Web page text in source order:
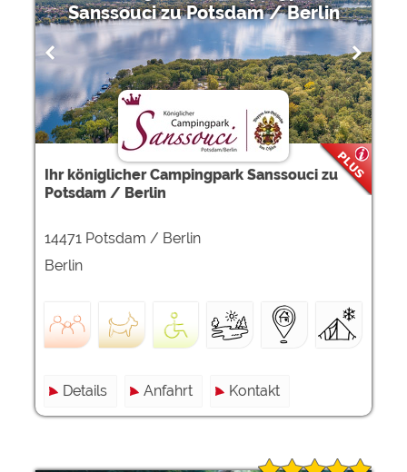
Sanssouci zu Potsdam / Berlin
Ihr königlicher Campingpark Sanssouci zu
Potsdam / Berlin
14471 Potsdam / Berlin
Berlin
Details Anfahrt Kontakt
Google Remarketing
https://policies.google.com/privacy
Die Cookieeinstellungen können jeder Zeit im Footer
über "COOKIES" geändert werden!